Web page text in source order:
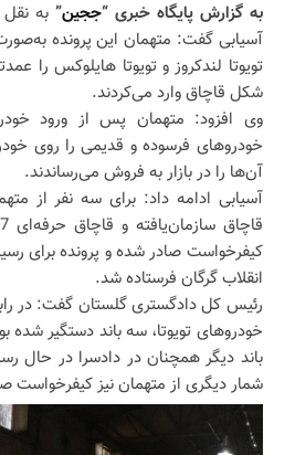
به گزارش پایگاه خبری “ججین” به نقل
آسیابی گفت: متهمان این پرونده
تویوتا لندکروز و تویوتا هایلوکس را
شکل قاچاق وارد می‌کردند.
وی افزود: متهمان پس از ورود
خودروهای فرسوده و قدیمی را روی
آن‌ها را در بازار به فروش می‌رساندند.
آسیابی ادامه داد: برای سه نفر از
کیفرخواست صادر شده و پرونده برای
انقلاب گرگان فرستاده شد.
رئیس کل دادگستری گلستان گفت: در
خودروهای تویوتا، سه باند دستگیر شده
باند دیگر همچنان در دادسرا در حال
شمار دیگری از متهمان نیز کیفرخواست